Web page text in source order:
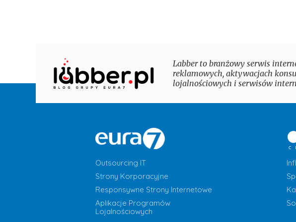
Labber to branżowy serwis
reklamowych, aktywacjach
lojalnościowych i serwisów
Outsourcing IT
Strony Korporacyjne
Responsywne Strony Internetowe
Aplikacje Programów
Lojalnościowych